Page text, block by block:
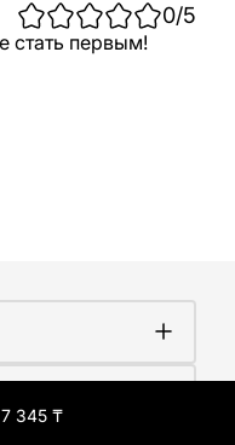
7 345 ₸
0/5
стать первым!